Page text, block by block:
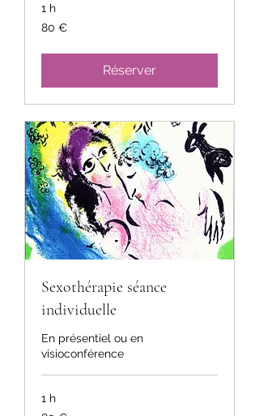
1 h
80
euros
80 €
Réserver
Sexothérapie séance
individuelle
En présentiel ou en
visioconférence
1 h
80